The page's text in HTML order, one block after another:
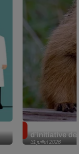
31 juillet 2026
d’initiative